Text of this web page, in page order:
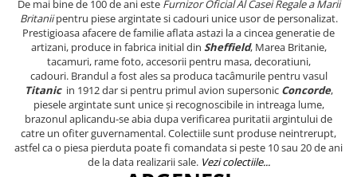
De mai bine de 100 de ani este Furnizor Oficial Al Casei Regale a Marii
Britaniipentru piese argintate si cadouri unice usor de personalizat.
Prestigioasa afacere de familie aflata astazi la a cincea generatie de
artizani, produce in fabrica initial din Sheffield, Marea Britanie,
tacamuri, rame foto, accesorii pentru masa, decoratiuni,
cadouri. Brandul a fost ales sa produca tacâmurile pentru vasul
Titanic in 1912 dar si pentru primul avion supersonic Concorde,
piesele argintate sunt unice şi recognoscibile in intreaga lume,
brazonul aplicandu-se abia dupa verificarea puritatii argintului de
catre un ofiter guvernamental. Colectiile sunt produse neintrerupt,
astfel ca o piesa pierduta poate fi comandata si peste 10 sau 20 de ani
de la data realizarii sale. Vezi colectiile...